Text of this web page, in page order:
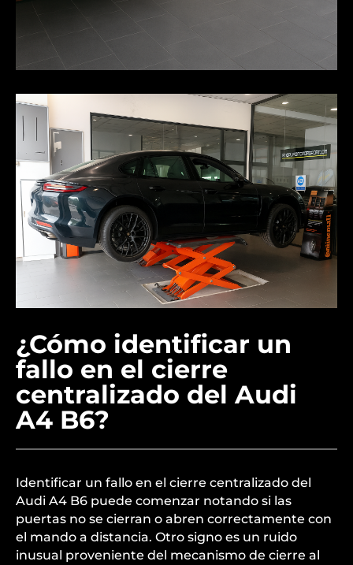
¿Cómo identificar un
fallo en el cierre
centralizado del Audi
A4 B6?
Identificar un fallo en el cierre centralizado del
Audi A4 B6 puede comenzar notando si las
puertas no se cierran o abren correctamente con
el mando a distancia. Otro signo es un ruido
inusual proveniente del mecanismo de cierre al